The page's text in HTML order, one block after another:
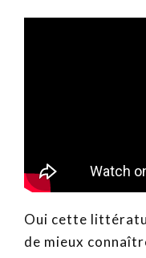
Oui cette
de mieux